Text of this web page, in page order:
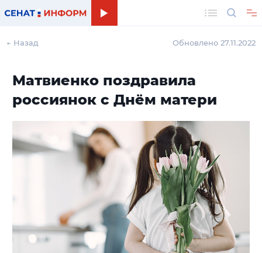
← Назад Обновлено 27.11.2022
Матвиенко поздравила
россиянок с Днём матери